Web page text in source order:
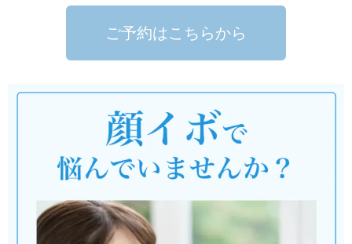
ご予約はこちらから